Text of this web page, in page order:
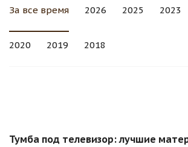
За все время 2026 2025 2023
2020 2019 2018
Тумба под телевизор: лучшие